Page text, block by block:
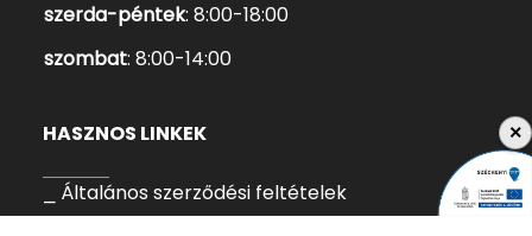
szerda-péntek: 8:00-18:00
szombat: 8:00-14:00
HASZNOS LINKEK
⎯ Általános szerződési feltételek
×